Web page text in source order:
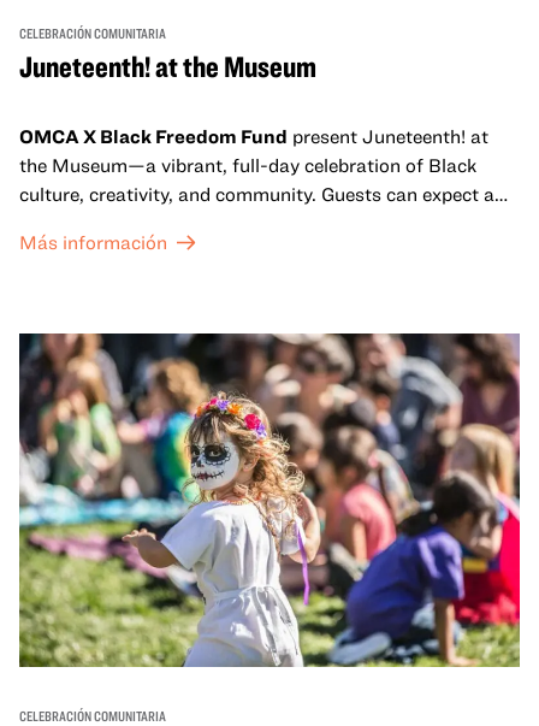
CELEBRACIÓN COMUNITARIA
Juneteenth! at the Museum
OMCA X Black Freedom Fund present Juneteenth! at
the Museum—a vibrant, full-day celebration of Black
culture, creativity, and community. Guests can expect a
sets from boundary-pushing artists, delicious offerings
move, make, and connect in celebration of Black culture.
Más información
CELEBRACIÓN COMUNITARIA